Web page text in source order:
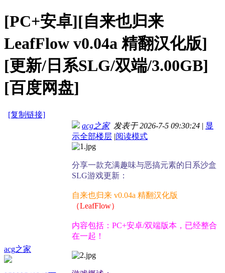
[PC+安卓][自来也归来
LeafFlow v0.04a 精翻汉化版]
[更新/日系SLG/双端/3.00GB]
[百度网盘]
[复制链接]
acg之家
acg之家发表于 2026-7-5 09:30:24 | 显
示全部楼层 |阅读模式
分享一款充满趣味与恶搞元素的日系沙盒
SLG游戏更新：
自来也归来 v0.04a 精翻汉化版
（LeafFlow）
内容包括：PC+安卓/双端版本，已经整合
在一起！